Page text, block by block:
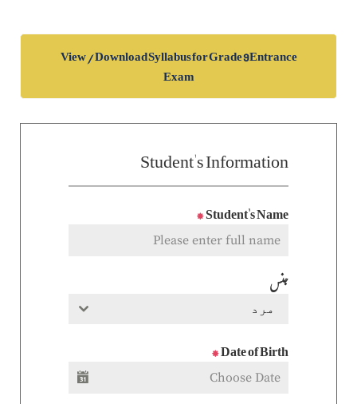
View / Download Syllabus for Grade 9 Entrance
Exam
Student's Information
Student's Name
*
جنس
مرد
Date of Birth
*